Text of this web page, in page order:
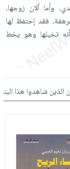
وأما آلان زوجها،
فقد إحتفظ لها
تخيلها وهو يخط
الذين شاهدوا هذا